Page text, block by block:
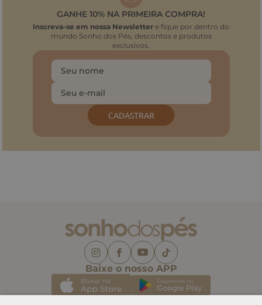
GANHE 10% NA PRIMEIRA COMPRA!
Inscreva-se em nossa Newsletter e fique por dentro do
mundo Sonho dos Pés, descontos e produtos
exclusivos.
CADASTRAR
Baixe o nosso APP